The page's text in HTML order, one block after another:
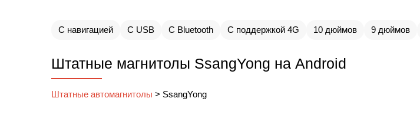
С навигацией С USB С Bluetooth С поддержкой 4G 10 дюймов 9 дюймов
Штатные магнитолы SsangYong на Android
Штатные автомагнитолы > SsangYong